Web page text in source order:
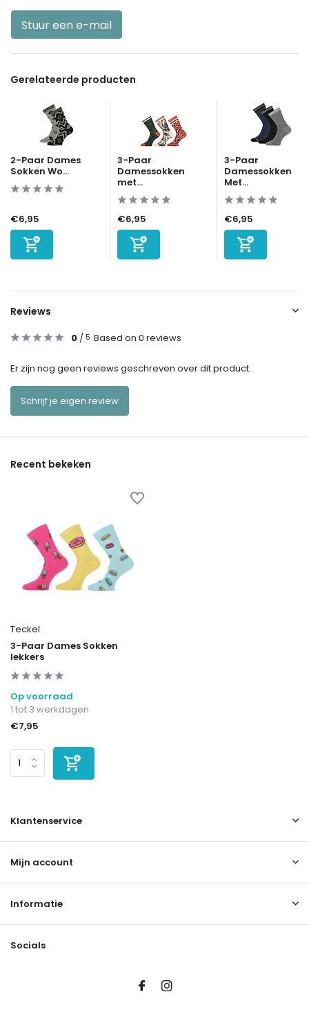
Stuur een e-mail
Gerelateerde producten
2-Paar Dames
Sokken Wo...
€6,95
3-Paar
Damessokken
met...
€6,95
3-Paar
Damessokken
Met...
€6,95
Reviews
0 / 5 Based on 0 reviews
Er zijn nog geen reviews geschreven over dit product..
Schrijf je eigen review
Recent bekeken
Teckel
3-Paar Dames Sokken
lekkers
Op voorraad
1 tot 3 werkdagen
€7,95
Klantenservice
Mijn account
Informatie
Socials